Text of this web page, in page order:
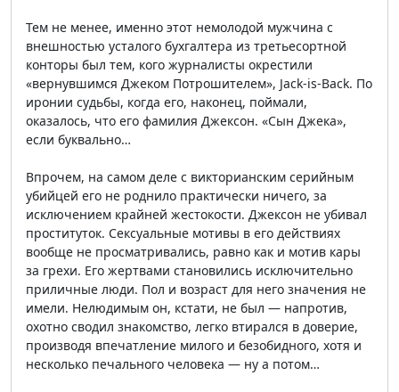
Тем не менее, именно этот немолодой мужчина с
внешностью усталого бухгалтера из третьесортной
конторы был тем, кого журналисты окрестили
«вернувшимся Джеком Потрошителем», Jack-is-Back. По
иронии судьбы, когда его, наконец, поймали,
оказалось, что его фамилия Джексон. «Сын Джека»,
если буквально…
Впрочем, на самом деле с викторианским серийным
убийцей его не роднило практически ничего, за
исключением крайней жестокости. Джексон не убивал
проституток. Сексуальные мотивы в его действиях
вообще не просматривались, равно как и мотив кары
за грехи. Его жертвами становились исключительно
приличные люди. Пол и возраст для него значения не
имели. Нелюдимым он, кстати, не был — напротив,
охотно сводил знакомство, легко втирался в доверие,
производя впечатление милого и безобидного, хотя и
несколько печального человека — ну а потом…